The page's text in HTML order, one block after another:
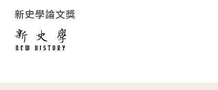
新史學論文獎